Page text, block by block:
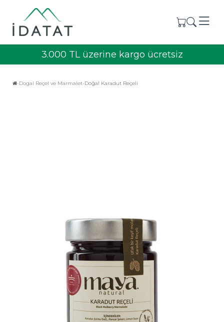
3.000 TL üzerine kargo ücretsiz
Dogal Reçel ve Marmalet Doğal Karadut Reçeli